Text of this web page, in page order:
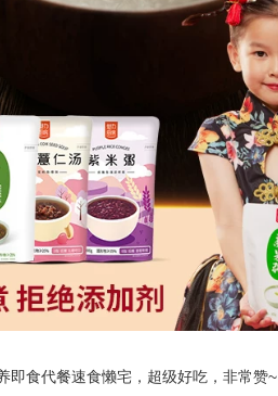
即食代餐速食懒宅，超级好吃，非常赞~